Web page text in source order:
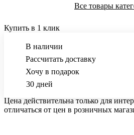
Все товары
Купить в 1 клик
В наличии
Рассчитать доставку
Хочу в подарок
30 дней
Цена действительна только для
отличаться от цен в розничных